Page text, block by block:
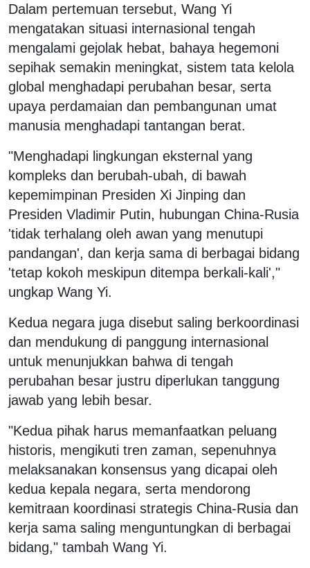
Dalam pertemuan tersebut, Wang Yi
mengatakan situasi internasional tengah
mengalami gejolak hebat, bahaya hegemoni
sepihak semakin meningkat, sistem tata kelola
global menghadapi perubahan besar, serta
upaya perdamaian dan pembangunan umat
manusia menghadapi tantangan berat.
"Menghadapi lingkungan eksternal yang
kompleks dan berubah-ubah, di bawah
kepemimpinan Presiden Xi Jinping dan
Presiden Vladimir Putin, hubungan China-Rusia
'tidak terhalang oleh awan yang menutupi
pandangan', dan kerja sama di berbagai bidang
'tetap kokoh meskipun ditempa berkali-kali',"
ungkap Wang Yi.
Kedua negara juga disebut saling berkoordinasi
dan mendukung di panggung internasional
untuk menunjukkan bahwa di tengah
perubahan besar justru diperlukan tanggung
jawab yang lebih besar.
"Kedua pihak harus memanfaatkan peluang
historis, mengikuti tren zaman, sepenuhnya
melaksanakan konsensus yang dicapai oleh
kedua kepala negara, serta mendorong
kemitraan koordinasi strategis China-Rusia dan
kerja sama saling menguntungkan di berbagai
bidang," tambah Wang Yi.